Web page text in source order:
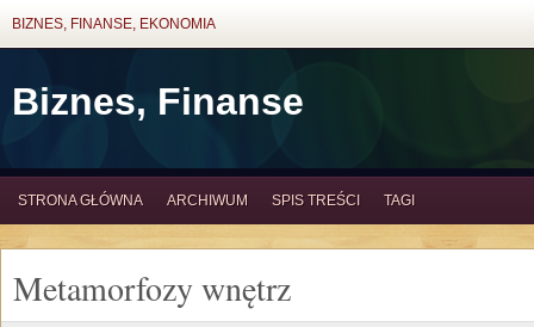
BIZNES, FINANSE, EKONOMIA
Biznes, Finanse
STRONA GŁÓWNA ARCHIWUM SPIS TREŚCI TAGI
Metamorfozy wnętrz